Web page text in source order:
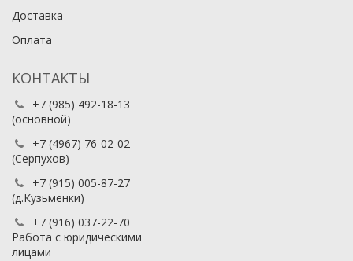
Доставка
Оплата
КОНТАКТЫ
+7 (985) 492-18-13
(основной)
+7 (4967) 76-02-02
(Серпухов)
+7 (915) 005-87-27
(д.Кузьменки)
+7 (916) 037-22-70
Работа с юридическими
лицами